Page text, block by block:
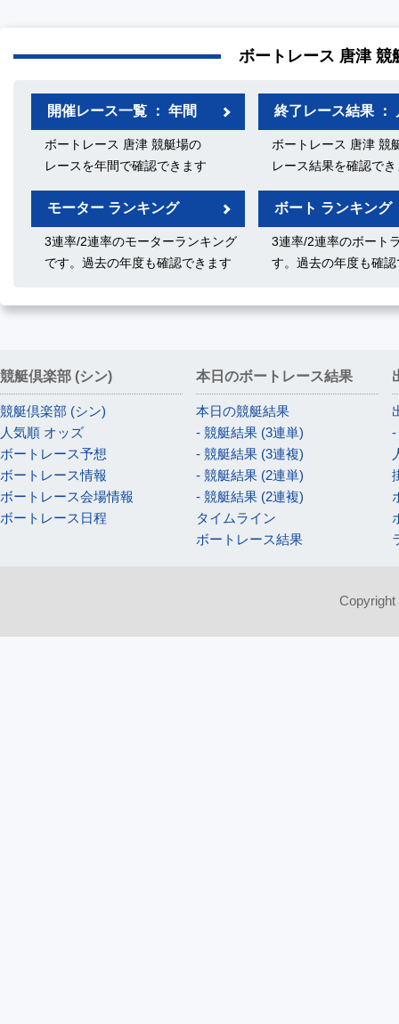
ボートレース 唐津 競
開催レース一覧 ： 年間
ボートレース 唐津 競艇場の
レースを年間で確認できます
終了レース結果 ：
ボートレース 唐津 競
レース結果を確認で
モーター ランキング
3連率/2連率のモーターランキング
です。過去の年度も確認できます
ボート ランキング
3連率/2連率のボート
す。過去の年度も確
競艇倶楽部 (シン)
競艇倶楽部 (シン)
人気順 オッズ
ボートレース予想
ボートレース情報
ボートレース会場情報
ボートレース日程
本日のボートレース結果
本日の競艇結果
- 競艇結果 (3連単)
- 競艇結果 (3連複)
- 競艇結果 (2連単)
- 競艇結果 (2連複)
タイムライン
ボートレース結果
-